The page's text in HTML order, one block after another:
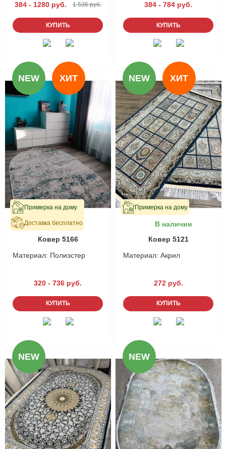
384 - 1280 руб. 1 536 руб.
КУПИТЬ
384 - 784 руб.
КУПИТЬ
NEW ХИТ
Примерка на дому
Доставка бесплатно
В наличии
Ковер 5166
Материал: Полиэстер
320 - 736 руб.
КУПИТЬ
NEW ХИТ
Примерка на дому
В наличии
Ковер 5121
Материал: Акрил
272 руб.
КУПИТЬ
NEW NEW